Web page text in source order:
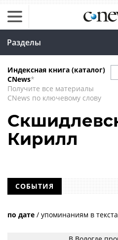
Разделы
Индексная книга (каталог)
CNews*
Получите все материалы
CNews по ключевому слову
Кирилл
СОБЫТИЯ
по дате / упоминаниям в